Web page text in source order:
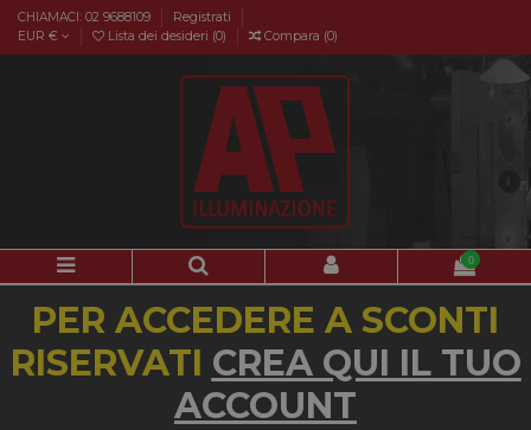
CHIAMACI: 02 9688109
Registrati
EUR €
Lista dei desideri (0) Compara (0)
0
PER ACCEDERE A SCONTI
RISERVATI CREA QUI IL TUO
ACCOUNT